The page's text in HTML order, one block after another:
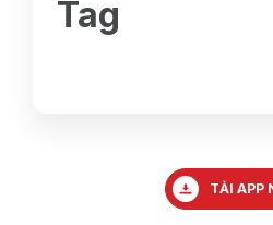
Tag
TẢI APP